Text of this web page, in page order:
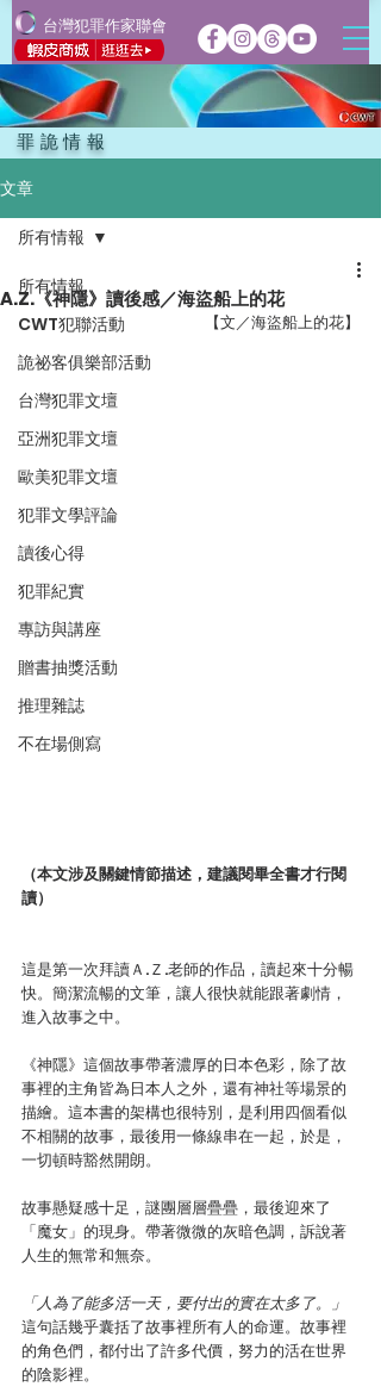
台灣犯罪作家聯會
罪詭情報
文章
所有情報
CWT犯聯活動
詭祕客俱樂部活動
台灣犯罪文壇
亞洲犯罪文壇
歐美犯罪文壇
犯罪文學評論
讀後心得
犯罪紀實
專訪與講座
贈書抽獎活動
推理雜誌
不在場側寫
所有情報
A.Z.《神隱》讀後感／海盜船上的花
【文／海盜船上的花】
（本文涉及關鍵情節描述，建議閱畢全書才行閱
讀）
這是第一次拜讀Ａ.Ｚ.老師的作品，讀起來十分暢
快。簡潔流暢的文筆，讓人很快就能跟著劇情，
進入故事之中。
《神隱》這個故事帶著濃厚的日本色彩，除了故
事裡的主角皆為日本人之外，還有神社等場景的
描繪。這本書的架構也很特別，是利用四個看似
不相關的故事，最後用一條線串在一起，於是，
一切頓時豁然開朗。
故事懸疑感十足，謎團層層疊疊，最後迎來了
「魔女」的現身。帶著微微的灰暗色調，訴說著
人生的無常和無奈。
「人為了能多活一天，要付出的實在太多了。」
這句話幾乎囊括了故事裡所有人的命運。故事裡
的角色們，都付出了許多代價，努力的活在世界
的陰影裡。